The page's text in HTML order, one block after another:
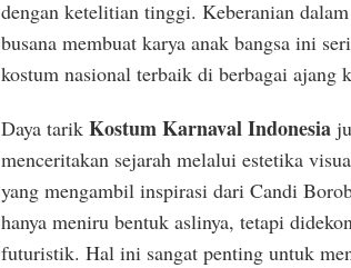
dengan ketelitian tinggi. Keberanian
busana membuat karya anak bangsa ini
kostum nasional terbaik di berbagai ajang
Daya tarik Kostum Karnaval Indonesia
menceritakan sejarah melalui estetika
yang mengambil inspirasi dari Candi
hanya meniru bentuk aslinya, tetapi
futuristik. Hal ini sangat penting untuk